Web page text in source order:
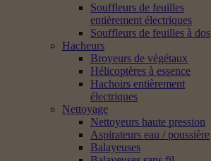
Souffleurs de feuilles
entièrement électriques
Souffleurs de feuilles à dos
Hacheurs
Broyeurs de végétaux
Hélicoptères à essence
Hachoirs entièrement
électriques
Nettoyage
Nettoyeurs haute pression
Aspirateurs eau / poussière
Balayeuses